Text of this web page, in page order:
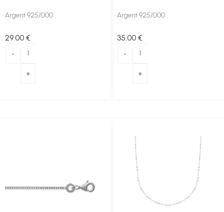
Argent 925/000
29.00 €
Argent 925/000
35 .00 €